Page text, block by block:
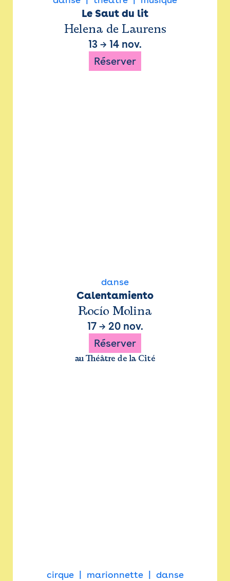
Le Saut du lit
Helena de Laurens
13 → 14 nov.
Réserver
danse
Calentamiento
Rocío Molina
17→ 20 nov.
Réserver
au Théâtre de la Cité
cirque marionnette danse